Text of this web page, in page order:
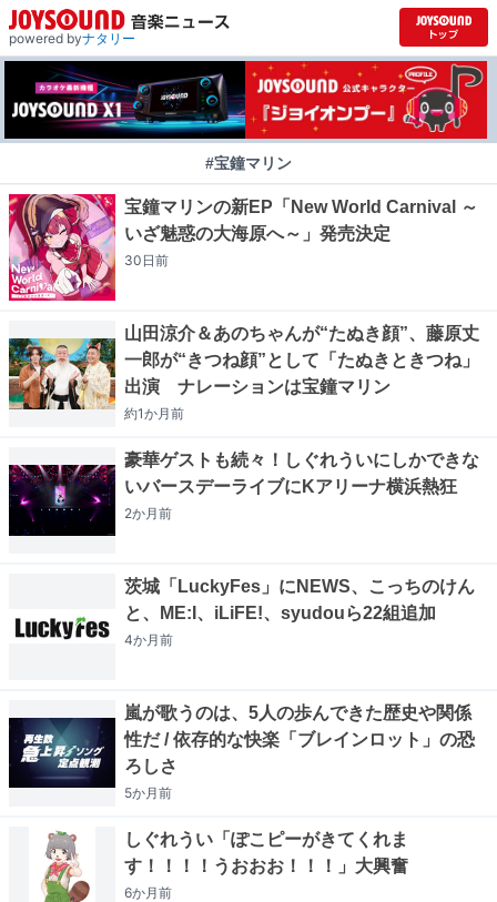
powered byナタリー
#宝鐘マリン
宝鐘マリンの新EP「New World Carnival ～
いざ魅惑の大海原へ～」発売決定
30日前
山田涼介＆あのちゃんが“たぬき顔”、藤原丈
一郎が“きつね顔”として「たぬきときつね」
出演 ナレーションは宝鐘マリン
約1か月前
豪華ゲストも続々！しぐれういにしかできな
いバースデーライブにKアリーナ横浜熱狂
2か月前
茨城「LuckyFes」にNEWS、こっちのけん
と、ME:I、iLiFE!、syudouら22組追加
4か月前
嵐が歌うのは、5人の歩んできた歴史や関係
性だ / 依存的な快楽「ブレインロット」の恐
ろしさ
5か月前
しぐれうい「ぽこピーがきてくれま
す！！！！うおおお！！！」大興奮
6か月前